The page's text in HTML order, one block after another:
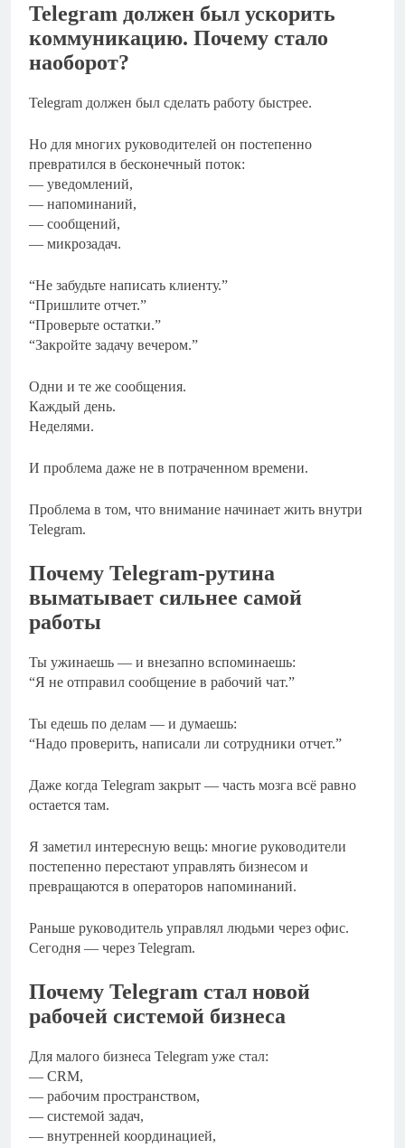
Telegram должен был ускорить
коммуникацию. Почему стало
наоборот?
Telegram должен был сделать работу быстрее.
Но для многих руководителей он постепенно
превратился в бесконечный поток:
— уведомлений,
— напоминаний,
— сообщений,
— микрозадач.
“Не забудьте написать клиенту.”
“Пришлите отчет.”
“Проверьте остатки.”
“Закройте задачу вечером.”
Одни и те же сообщения.
Каждый день.
Неделями.
И проблема даже не в потраченном времени.
Проблема в том, что внимание начинает жить внутри
Telegram.
Почему Telegram-рутина
выматывает сильнее самой
работы
Ты ужинаешь — и внезапно вспоминаешь:
“Я не отправил сообщение в рабочий чат.”
Ты едешь по делам — и думаешь:
“Надо проверить, написали ли сотрудники отчет.”
Даже когда Telegram закрыт — часть мозга всё равно
остается там.
Я заметил интересную вещь: многие руководители
постепенно перестают управлять бизнесом и
превращаются в операторов напоминаний.
Раньше руководитель управлял людьми через офис.
Сегодня — через Telegram.
Почему Telegram стал новой
рабочей системой бизнеса
Для малого бизнеса Telegram уже стал:
— CRM,
— рабочим пространством,
— системой задач,
— внутренней координацией,